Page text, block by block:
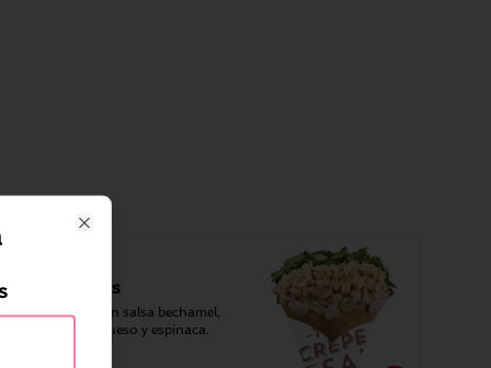
champiñones
Tiras de pollo con salsa bechamel,
champiñones, queso y espinaca.